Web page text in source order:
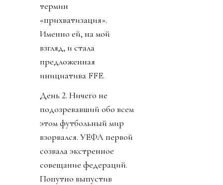
термин
«прихватизация».
Именно ей, на мой
взгляд, и стала
предложенная
инициатива FFE.
День 2. Ничего не
подозревавший обо всем
этом футбольный мир
взорвался. УЕФА первой
созвала экстренное
совещание федераций.
Попутно выпустив